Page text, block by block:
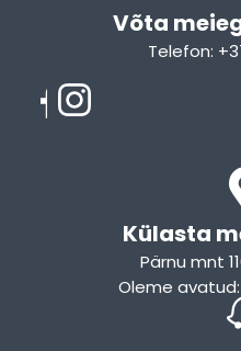
Võta
Telefon:
Külasta
Pärnu mnt
Oleme avatud: